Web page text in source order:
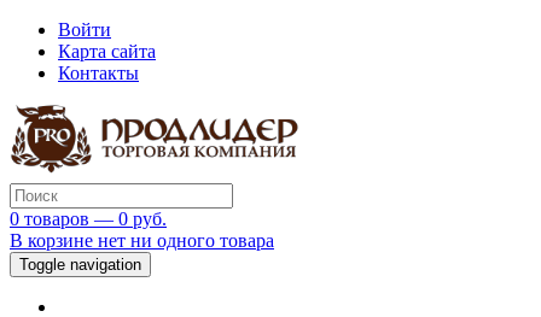
Войти
Карта сайта
Контакты
0 товаров — 0 руб.
В корзине нет ни одного товара
Toggle navigation